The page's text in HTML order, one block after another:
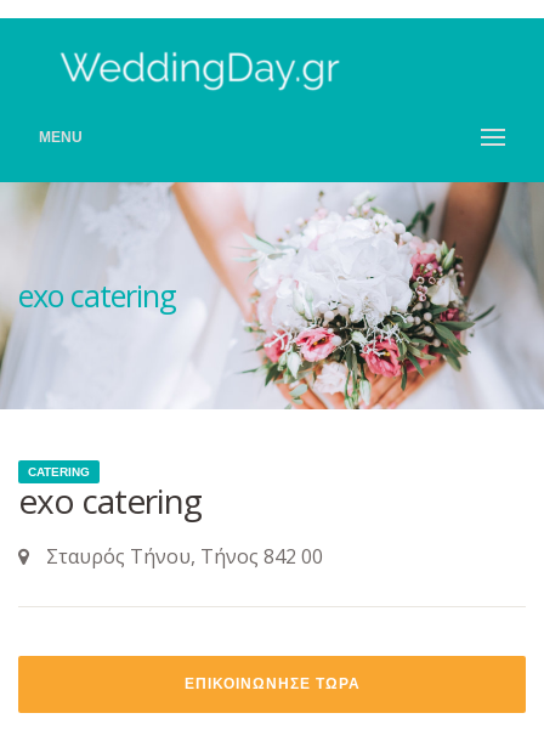
MENU
exo catering
CATERING
exo catering
Σταυρός Τήνου, Τήνος 842 00
ΕΠΙΚΟΙΝΩΝΗΣΕ ΤΩΡΑ